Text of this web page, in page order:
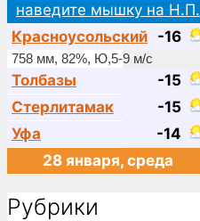
наведите мышку на Н.П.
Красноусольский -16
758 мм, 82%, Ю,5-9 м/с
Толбазы
-15
Стерлитамак
-15
Уфа
-14
28 января, среда
Рубрики